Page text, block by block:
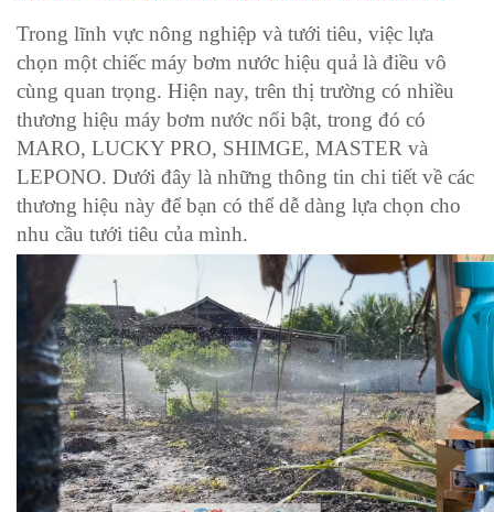
Trong lĩnh vực nông nghiệp và tưới tiêu, việc lựa
chọn một chiếc máy bơm nước hiệu quả là điều vô
cùng quan trọng. Hiện nay, trên thị trường có nhiều
thương hiệu máy bơm nước nổi bật, trong đó có
MARO, LUCKY PRO, SHIMGE, MASTER và
LEPONO. Dưới đây là những thông tin chi tiết về các
thương hiệu này để bạn có thể dễ dàng lựa chọn cho
nhu cầu tưới tiêu của mình.